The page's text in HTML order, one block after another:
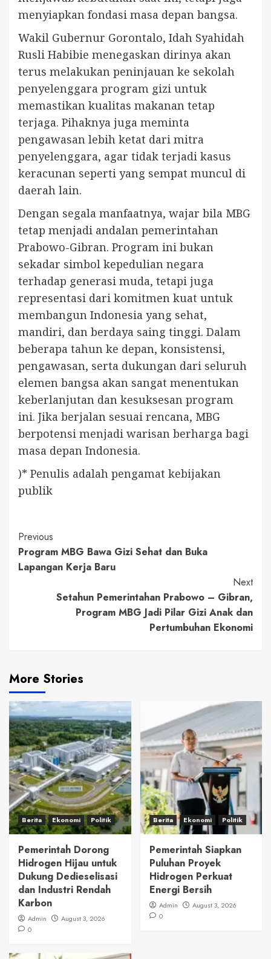
menyiapkan fondasi masa depan bangsa.
Wakil Gubernur Gorontalo, Idah Syahidah
Rusli Habibie menegaskan dirinya akan
terus melakukan peninjauan ke sekolah
penyelenggara program gizi untuk
memastikan kualitas makanan tetap
terjaga. Pihaknya juga meminta
pengawasan lebih ketat dari mitra
penyelenggara, agar tidak terjadi kasus
keracunan seperti yang sempat muncul di
daerah lain.
Dengan segala manfaatnya, wajar bila MBG
tetap menjadi andalan pemerintahan
Prabowo-Gibran. Program ini bukan
sekadar simbol kepedulian negara
terhadap generasi muda, tetapi juga
representasi dari komitmen kuat untuk
membangun Indonesia yang sehat,
mandiri, dan berdaya saing tinggi. Dalam
beberapa tahun ke depan, konsistensi,
pengawasan, serta dukungan dari seluruh
elemen bangsa akan sangat menentukan
keberlanjutan dan kesuksesan program
ini. Jika berjalan sesuai rencana, MBG
berpotensi menjadi warisan berharga bagi
masa depan Indonesia.
)* Penulis adalah pengamat kebijakan
publik
Continue
Reading
Previous
Program MBG Bawa Gizi Sehat dan Buka
Lapangan Kerja Baru
Next
Setahun Pemerintahan Prabowo – Gibran,
Program MBG Jadi Pilar Gizi Anak dan
Pertumbuhan Ekonomi
More Stories
Berita Ekonomi Politik
Pemerintah Dorong
Hidrogen Hijau untuk
Dukung Dedieselisasi
dan Industri Rendah
Karbon
Admin
August 3, 2026
0
Berita Ekonomi Politik
Pemerintah Siapkan
Puluhan Proyek
Hidrogen Perkuat
Energi Bersih
Admin
August 3, 2026
0